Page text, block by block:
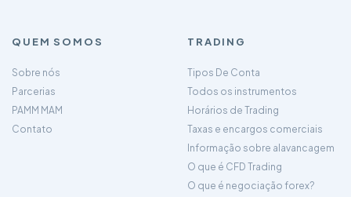
QUEM SOMOS
Sobre nós
Parcerias
PAMM MAM
Contato
TRADING
Tipos De Conta
Todos os instrumentos
Horários de Trading
Taxas e encargos comerciais
Informação sobre alavancagem
O que é CFD Trading
O que é negociação forex?